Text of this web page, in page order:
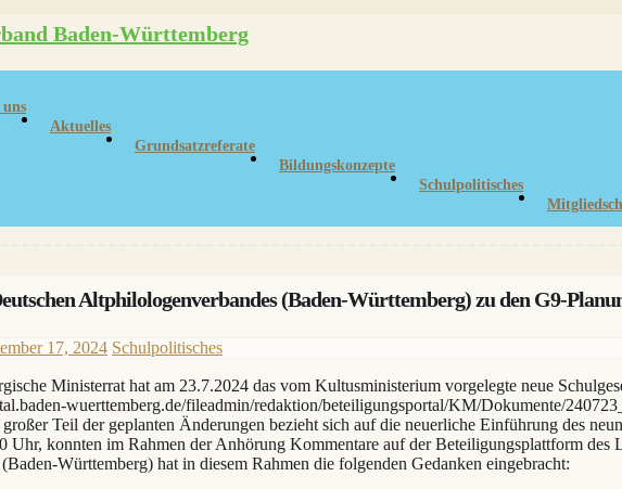
Aktuelles
Grundsatzreferate
Bildungskonzepte
Schulpolitisches
Altphilologenverbandes (Baden-Württemberg) zu den G9-
17, 2024 Schulpolitisches
Ministerrat hat am 23.7.2024 das vom Kultusministerium vorgelegte neue
wuerttemberg.de/fileadmin/redaktion/beteiligungsportal/KM/Dokumente/
Teil der geplanten Änderungen bezieht sich auf die neuerliche Einführung des
Uhr, konnten im Rahmen der Anhörung Kommentare auf der Beteiligungsplattform des
Württemberg) hat in diesem Rahmen die folgenden Gedanken eingebracht: